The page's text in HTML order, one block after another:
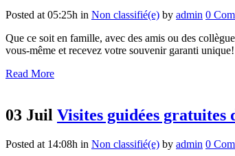
Posted at 05:25h in Non classifié(e) by admin 0
Que ce soit en famille, avec des amis ou des
vous-même et recevez votre souvenir garanti
Read More
03 Juil Visites guidées gratuites
Posted at 14:08h in Non classifié(e) by admin 0